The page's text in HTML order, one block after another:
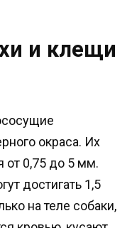
и клещи
окраса. Их
от 0,75 до 5 мм.
достигать 1,5
на теле собаки,